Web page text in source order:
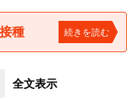
種 続きを読む
全文表示